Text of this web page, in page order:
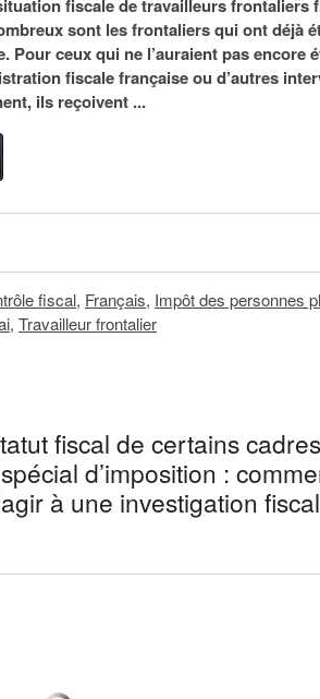
fiscale de travailleurs frontaliers
sont les frontaliers qui ont déjà
Pour ceux qui ne l’auraient pas encore
fiscale française ou d’autres
ils reçoivent ...
fiscal, Français, Impôt des personnes
, Travailleur frontalier
fiscal de certains
d’imposition :
à une investigation